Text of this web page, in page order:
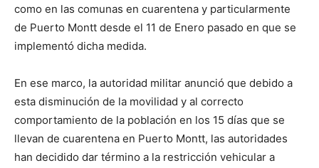
como en las comunas en cuarentena y particularmente
de Puerto Montt desde el 11 de Enero pasado en que se
implementó dicha medida.
En ese marco, la autoridad militar anunció que debido a
esta disminución de la movilidad y al correcto
comportamiento de la población en los 15 días que se
llevan de cuarentena en Puerto Montt, las autoridades
han decidido dar término a la restricción vehicular a